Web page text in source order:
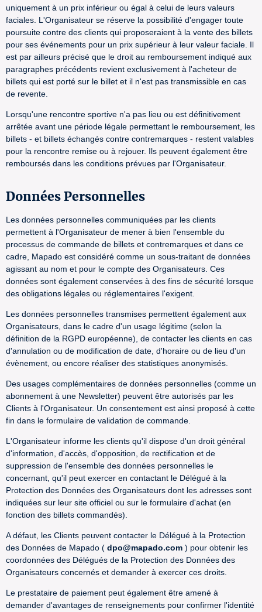
uniquement à un prix inférieur ou égal à celui de leurs valeurs
faciales. L'Organisateur se réserve la possibilité d'engager toute
poursuite contre des clients qui proposeraient à la vente des billets
pour ses événements pour un prix supérieur à leur valeur faciale. Il
est par ailleurs précisé que le droit au remboursement indiqué aux
paragraphes précédents revient exclusivement à l'acheteur de
billets qui est porté sur le billet et il n'est pas transmissible en cas
de revente.
Lorsqu'une rencontre sportive n'a pas lieu ou est définitivement
arrêtée avant une période légale permettant le remboursement, les
billets - et billets échangés contre contremarques - restent valables
pour la rencontre remise ou à rejouer. Ils peuvent également être
remboursés dans les conditions prévues par l'Organisateur.
Données Personnelles
Les données personnelles communiquées par les clients
permettent à l'Organisateur de mener à bien l'ensemble du
processus de commande de billets et contremarques et dans ce
cadre, Mapado est considéré comme un sous-traitant de données
agissant au nom et pour le compte des Organisateurs. Ces
données sont également conservées à des fins de sécurité lorsque
des obligations légales ou réglementaires l'exigent.
Les données personnelles transmises permettent également aux
Organisateurs, dans le cadre d'un usage légitime (selon la
définition de la RGPD européenne), de contacter les clients en cas
d'annulation ou de modification de date, d'horaire ou de lieu d'un
évènement, ou encore réaliser des statistiques anonymisés.
Des usages complémentaires de données personnelles (comme un
abonnement à une Newsletter) peuvent être autorisés par les
Clients à l'Organisateur. Un consentement est ainsi proposé à cette
fin dans le formulaire de validation de commande.
L'Organisateur informe les clients qu'il dispose d'un droit général
d'information, d'accès, d'opposition, de rectification et de
suppression de l'ensemble des données personnelles le
concernant, qu'il peut exercer en contactant le Délégué à la
Protection des Données des Organisateurs dont les adresses sont
indiquées sur leur site officiel ou sur le formulaire d'achat (en
fonction des billets commandés).
A défaut, les Clients peuvent contacter le Délégué à la Protection
des Données de Mapado ( dpo@mapado.com ) pour obtenir les
coordonnées des Délégués de la Protection des Données des
Organisateurs concernés et demander à exercer ces droits.
Le prestataire de paiement peut également être amené à
demander d'avantages de renseignements pour confirmer l'identité